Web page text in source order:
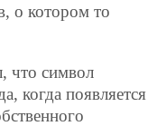
о котором то
что символ
когда появляется